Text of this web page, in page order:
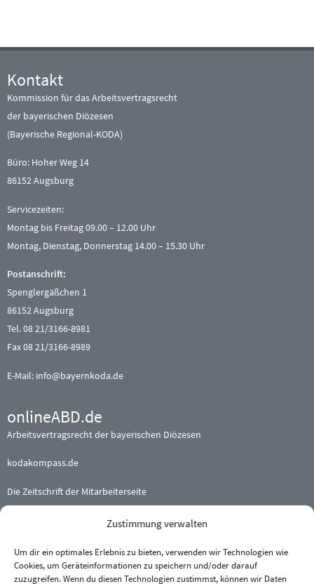
Zustimmung verwalten
Um dir ein optimales Erlebnis zu bieten, verwenden wir Technologien wie
Cookies, um Geräteinformationen zu speichern und/oder darauf
zuzugreifen. Wenn du diesen Technologien zustimmst, können wir Daten
Kontakt
Kommission für das Arbeitsvertragsrecht
der bayerischen Diözesen
(Bayerische Regional-KODA)
Büro: Hoher Weg 14
86152 Augsburg
Servicezeiten:
Montag bis Freitag 09.00 – 12.00 Uhr
Montag, Dienstag, Donnerstag 14.00 – 15.30 Uhr
Postanschrift:
Spenglergäßchen 1
86152 Augsburg
Tel. 08 21/3166-8981
Fax 08 21/3166-8989
E-Mail: info@bayernkoda.de
onlineABD.de
Arbeitsvertragsrecht der bayerischen Diözesen
kodakompass.de
Die Zeitschrift der Mitarbeiterseite
Beteiligte (Erz-) Bistümer
Augsburg·Bamberg·Eichstätt
München und Freising·Passau